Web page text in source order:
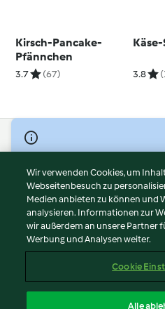
Kirsch-Pancake-
Pfännchen
3.7 (67) 3.8
© Copyright 2026
Nutzungsbedingungen
Datenschutzrichtlinien
Disclaimer
Impressum
Cookies
Abo kündigen
Wir verwenden Cookies, um
Webseitenbesuch zu
Medien anbieten zu können und
analysieren. Informationen zur
wir außerdem an unsere Partner
Werbung und Analysen weiter.
Cookie
Alle